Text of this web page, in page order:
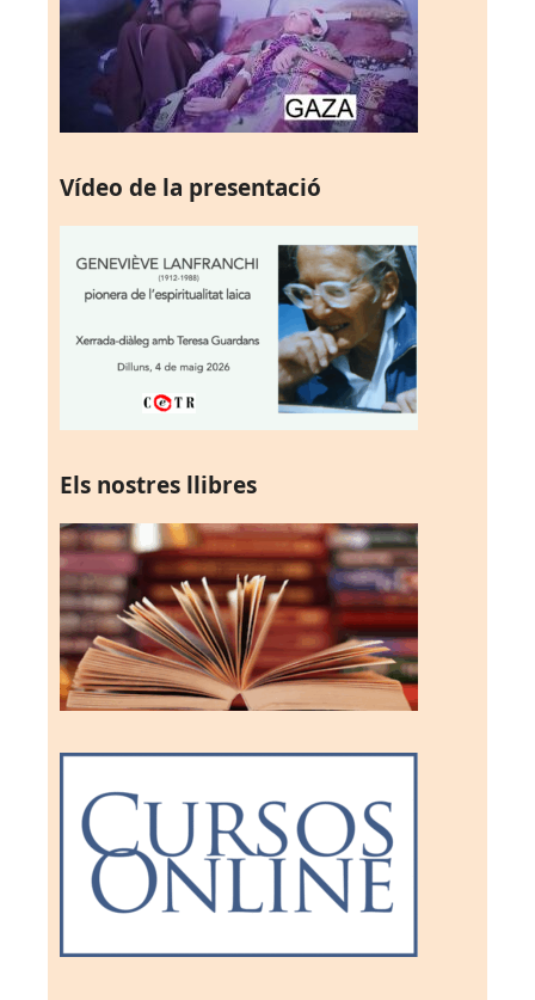
Vídeo de la presentació
Els nostres llibres